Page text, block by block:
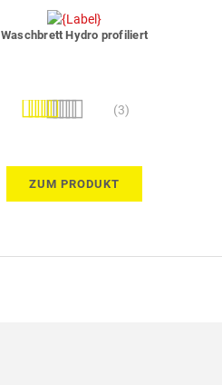
Waschbrett Hydro profiliert
Bewertung: (3)
ZUM PRODUKT